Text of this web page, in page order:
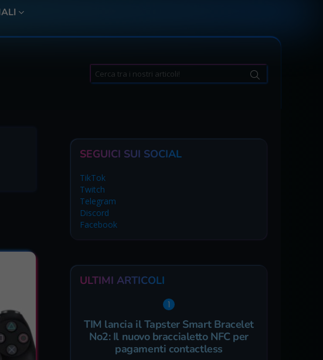
Search
for:
SEGUICI SUI SOCIAL
TikTok
Twitch
Telegram
Discord
Facebook
ULTIMI ARTICOLI
TIM lancia il Tapster Smart Bracelet
No2: Il nuovo braccialetto NFC per
pagamenti contactless